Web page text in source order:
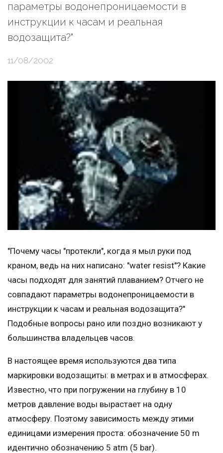
параметры водонепроницаемости в
инструкции к часам и реальная
водозащита?"
11/08/2002
"Почему часы "протекли", когда я мыл руки под
краном, ведь на них написано: "water resist"? Какие
часы подходят для занятий плаванием? Отчего не
совпадают параметры водонепроницаемости в
инструкции к часам и реальная водозащита?"
Подобные вопросы рано или поздно возникают у
большинства владельцев часов.
В настоящее время используются два типа
маркировки водозащиты: в метрах и в атмосферах.
Известно, что при погружении на глубину в 10
метров давление воды вырастает на одну
атмосферу. Поэтому зависимость между этими
единицами измерения проста: обозначение 50 m
идентично обозначению 5 atm (5 bar).